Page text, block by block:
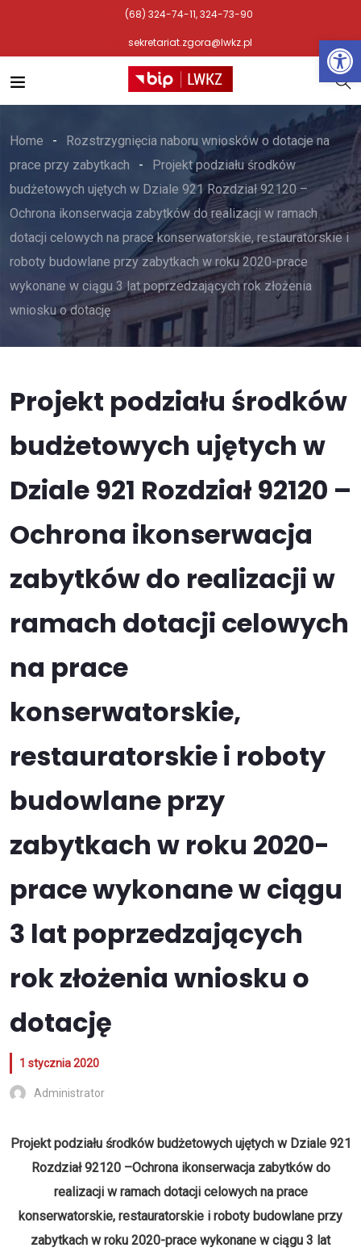
(68) 324-74-11, 324-73-90
sekretariat.zgora@lwkz.pl
Home
Rozstrzygnięcia naboru wniosków o dotacje na
prace przy zabytkach
Projekt podziału środków
budżetowych ujętych w Dziale 921 Rozdział 92120 –
Ochrona ikonserwacja zabytków do realizacji w ramach
dotacji celowych na prace konserwatorskie, restauratorskie i
roboty budowlane przy zabytkach w roku 2020-prace
wykonane w ciągu 3 lat poprzedzających rok złożenia
wniosku o dotację
Projekt podziału środków
budżetowych ujętych w
Dziale 921 Rozdział 92120 –
Ochrona ikonserwacja
zabytków do realizacji w
ramach dotacji celowych
na prace
konserwatorskie,
restauratorskie i roboty
budowlane przy
zabytkach w roku 2020-
prace wykonane w ciągu
3 lat poprzedzających
rok złożenia wniosku o
dotację
1 stycznia 2020
Administrator
Projekt podziału środków budżetowych ujętych w Dziale 921
Rozdział 92120 –Ochrona ikonserwacja zabytków do
realizacji w ramach dotacji celowych na prace
konserwatorskie, restauratorskie i roboty budowlane przy
zabytkach w roku 2020-prace wykonane w ciągu 3 lat